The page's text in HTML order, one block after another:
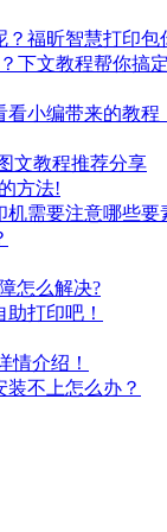
福昕智慧打印包
下文教程帮你搞定
小编带来的教程
文教程推荐分享
方法!
需要注意哪些要
怎么解决?
打印吧！
情介绍！
不上怎么办？